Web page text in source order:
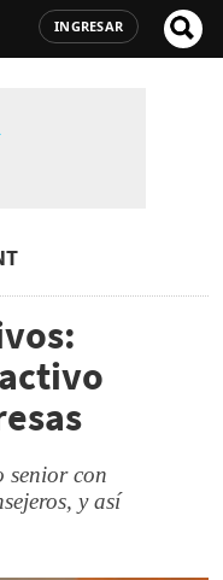
INGRESAR
senior con
y así